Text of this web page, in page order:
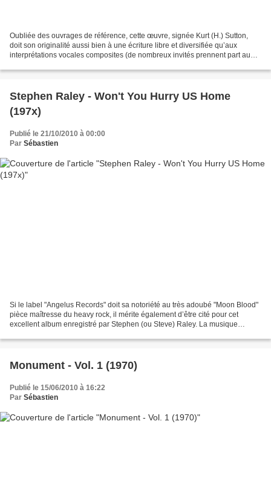
Oubliée des ouvrages de référence, cette œuvre, signée Kurt (H.) Sutton,
doit son originalité aussi bien à une écriture libre et diversifiée qu’aux
interprétations vocales composites (de nombreux invités prennent part au
Stephen Raley - Won't You Hurry US Home
(197x)
Publié le 21/10/2010 à 00:00
Par Sébastien
Si le label "Angelus Records" doit sa notoriété au très adoubé "Moon Blood"
pièce maîtresse du heavy rock, il mérite également d’être cité pour cet
excellent album enregistré par Stephen (ou Steve) Raley. La musique
Monument - Vol. 1 (1970)
Publié le 15/06/2010 à 16:22
Par Sébastien